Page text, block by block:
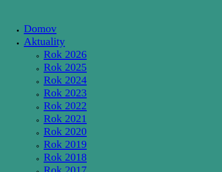
Domov
Aktuality
Rok 2026
Rok 2025
Rok 2024
Rok 2023
Rok 2022
Rok 2021
Rok 2020
Rok 2019
Rok 2018